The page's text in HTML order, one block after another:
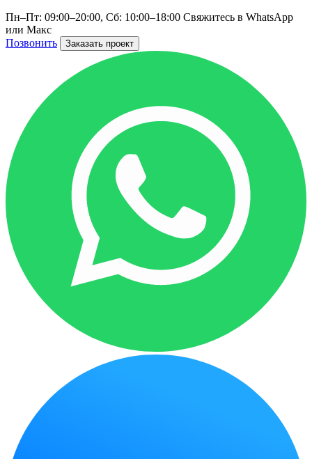
Пн–Пт: 09:00–20:00, Сб: 10:00–18:00 Свяжитесь в WhatsApp
или Макс
Позвонить
Заказать проект